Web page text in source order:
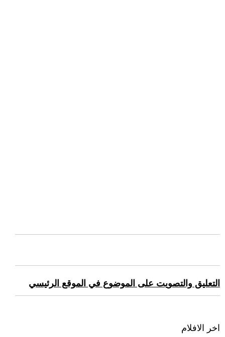
التعليق والتصويت على الموضوع في الموقع الرئيسي
اخر الافلام